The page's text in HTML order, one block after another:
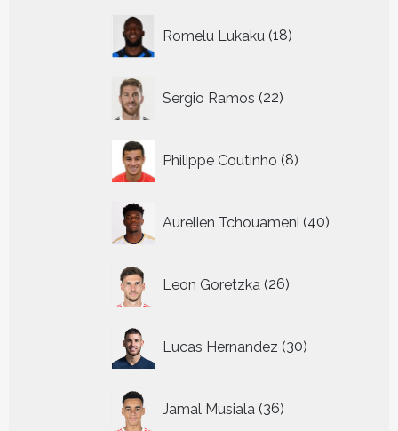
Romelu Lukaku 18
producten
Sergio Ramos 22
producten
Philippe Coutinho 8
producten
Aurelien Tchouameni 40
producten
Leon Goretzka 26
producten
Lucas Hernandez 30
producten
Jamal Musiala 36
producten